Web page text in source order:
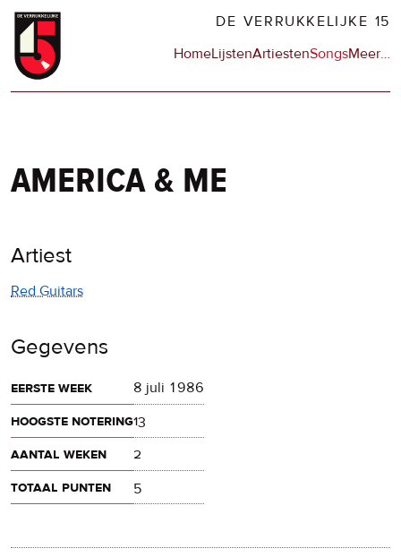
Overslaan
naar
DE VERRUKKELIJKE 15
Hoofdnavigatie
HomeLijstenArtiestenSongsMeerop
…
america & me
Artiest
Red Guitars
Gegevens
eerste week
8 juli 1986
hoogste notering13
aantal weken
2
totaal punten
5